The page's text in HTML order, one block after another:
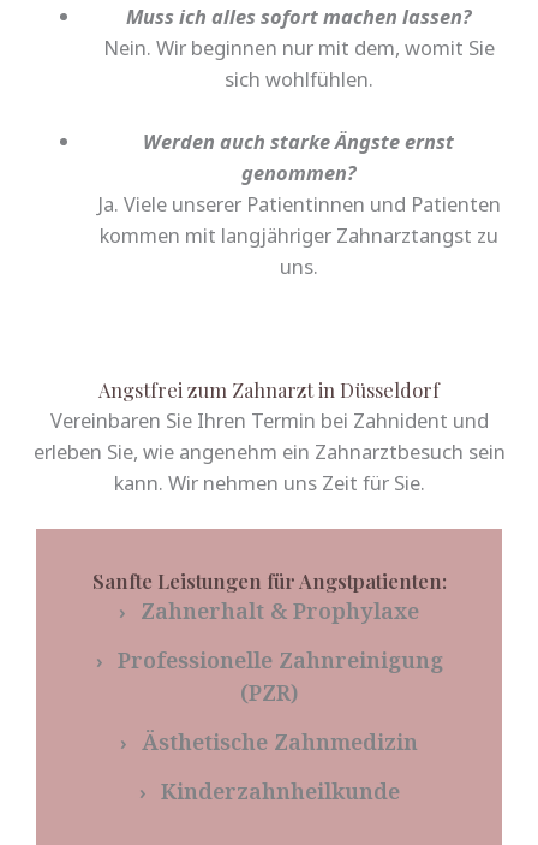
Muss ich alles sofort machen lassen?
Nein. Wir beginnen nur mit dem, womit Sie
sich wohlfühlen.
Werden auch starke Ängste ernst
genommen?
Ja. Viele unserer Patientinnen und Patienten
kommen mit langjähriger Zahnarztangst zu
uns.
Angstfrei zum Zahnarzt in Düsseldorf
Vereinbaren Sie Ihren Termin bei Zahnident und
erleben Sie, wie angenehm ein Zahnarztbesuch sein
kann. Wir nehmen uns Zeit für Sie.
Sanfte Leistungen für Angstpatienten:
› Zahnerhalt & Prophylaxe
›
Professionelle Zahnreinigung
(PZR)
› Ästhetische Zahnmedizin
› Kinderzahnheilkunde